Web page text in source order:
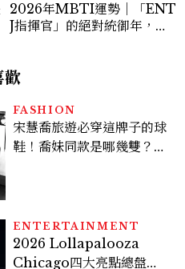
2026年MBTI運勢｜「ENT
J指揮官」的絕對統御年，從
歡
FASHION
宋慧喬旅遊必穿這牌子的球
鞋！喬妹同款是哪幾雙？
ENTERTAINMENT
2026 Lollapalooza
Chicago四大亮點總盤